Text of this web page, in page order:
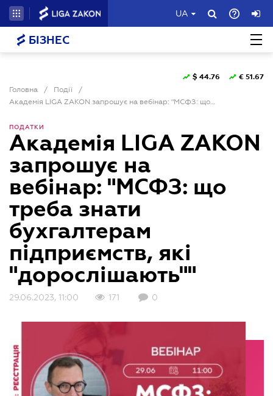
UA
БІЗНЕС
Головна / Події
/
Академія LIGA ZAKON запрошує на вебінар: "МСФЗ: що треба знати бухгалтерам підприємств, які "дорослішають""
$ 44.76 € 51.67
ПОДАТКИ
Академія LIGA ZAKON
запрошує на
вебінар: "МСФЗ: що
треба знати
бухгалтерам
підприємств, які
"дорослішають""
29.06.2023, 11:00 171 0